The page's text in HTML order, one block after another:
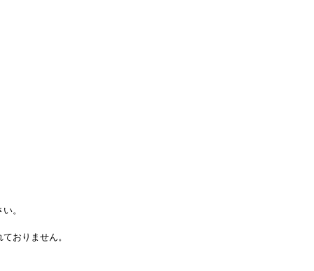
。
おりません。